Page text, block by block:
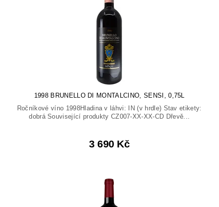
1998 BRUNELLO DI MONTALCINO, SENSI, 0,75L
Ročníkové víno 1998Hladina v láhvi: IN (v hrdle) Stav etikety:
dobrá Související produkty CZ007-XX-XX-CD Dřevě...
3 690 Kč